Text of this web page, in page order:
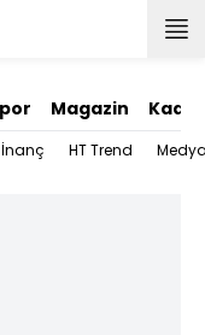
Magazin Kadın
İnanç HT Trend